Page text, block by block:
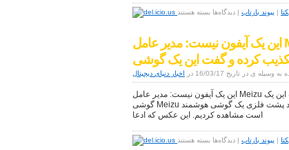
| پیوند بازتاب | دیدگاه‌ها
برای
شده
بسته‌بندی
آیفون
SE
که
ظاهرا
نام
ظرفیت
حافظه
بسته هستند
این یک آیفون نیست: مدیر عامل Meizu اخبار لو رفته از بدنه‌ی آیفون را
وسیله ی در تاریخ 16/03/17 در اخبار دنیای دیجیتال
این یک آیفون نیست: مدیر عامل Meizu اخبار لو رفته از بدنه‌ی آیفون را تکذیب کرده و گفت این یک
گوشی Meizu است دیروز ما یک عکس از چیزی که به نظر می‌رسید پشت فلزی یک گوشی هوشمند
است مشاهده کردیم. این عکس که ادعا
| پیوند بازتاب | دیدگاه‌ها
برای بسته هستند